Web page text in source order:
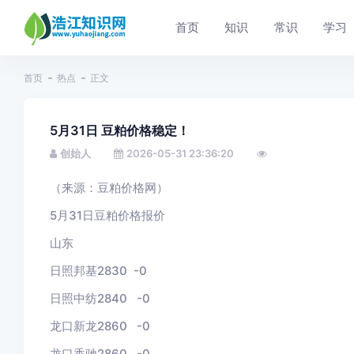
首页 知识 常识 学习
首页 热点 正文
5月31日 豆粕价格稳定！
创始人 2026-05-31 23:36:20
（来源：豆粕价格网）
5月31 日豆粕价格报价
山东
日照邦基2830 -0
日照中纺2840 -0
龙口新龙2860 -0